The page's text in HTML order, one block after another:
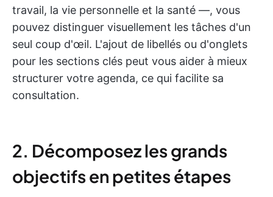
travail, la vie personnelle et la santé —, vous
pouvez distinguer visuellement les tâches d'un
seul coup d'œil. L'ajout de libellés ou d'onglets
pour les sections clés peut vous aider à mieux
structurer votre agenda, ce qui facilite sa
consultation.
2. Décomposez les grands
objectifs en petites étapes